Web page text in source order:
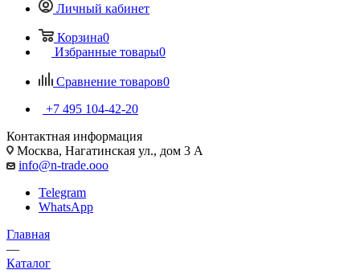
Личный кабинет
Корзина0
Избранные товары0
Сравнение товаров0
+7 495 104-42-20
Контактная информация
Москва, Нагатинская ул., дом 3 А
info@n-trade.ooo
Telegram
WhatsApp
Главная
—
Каталог